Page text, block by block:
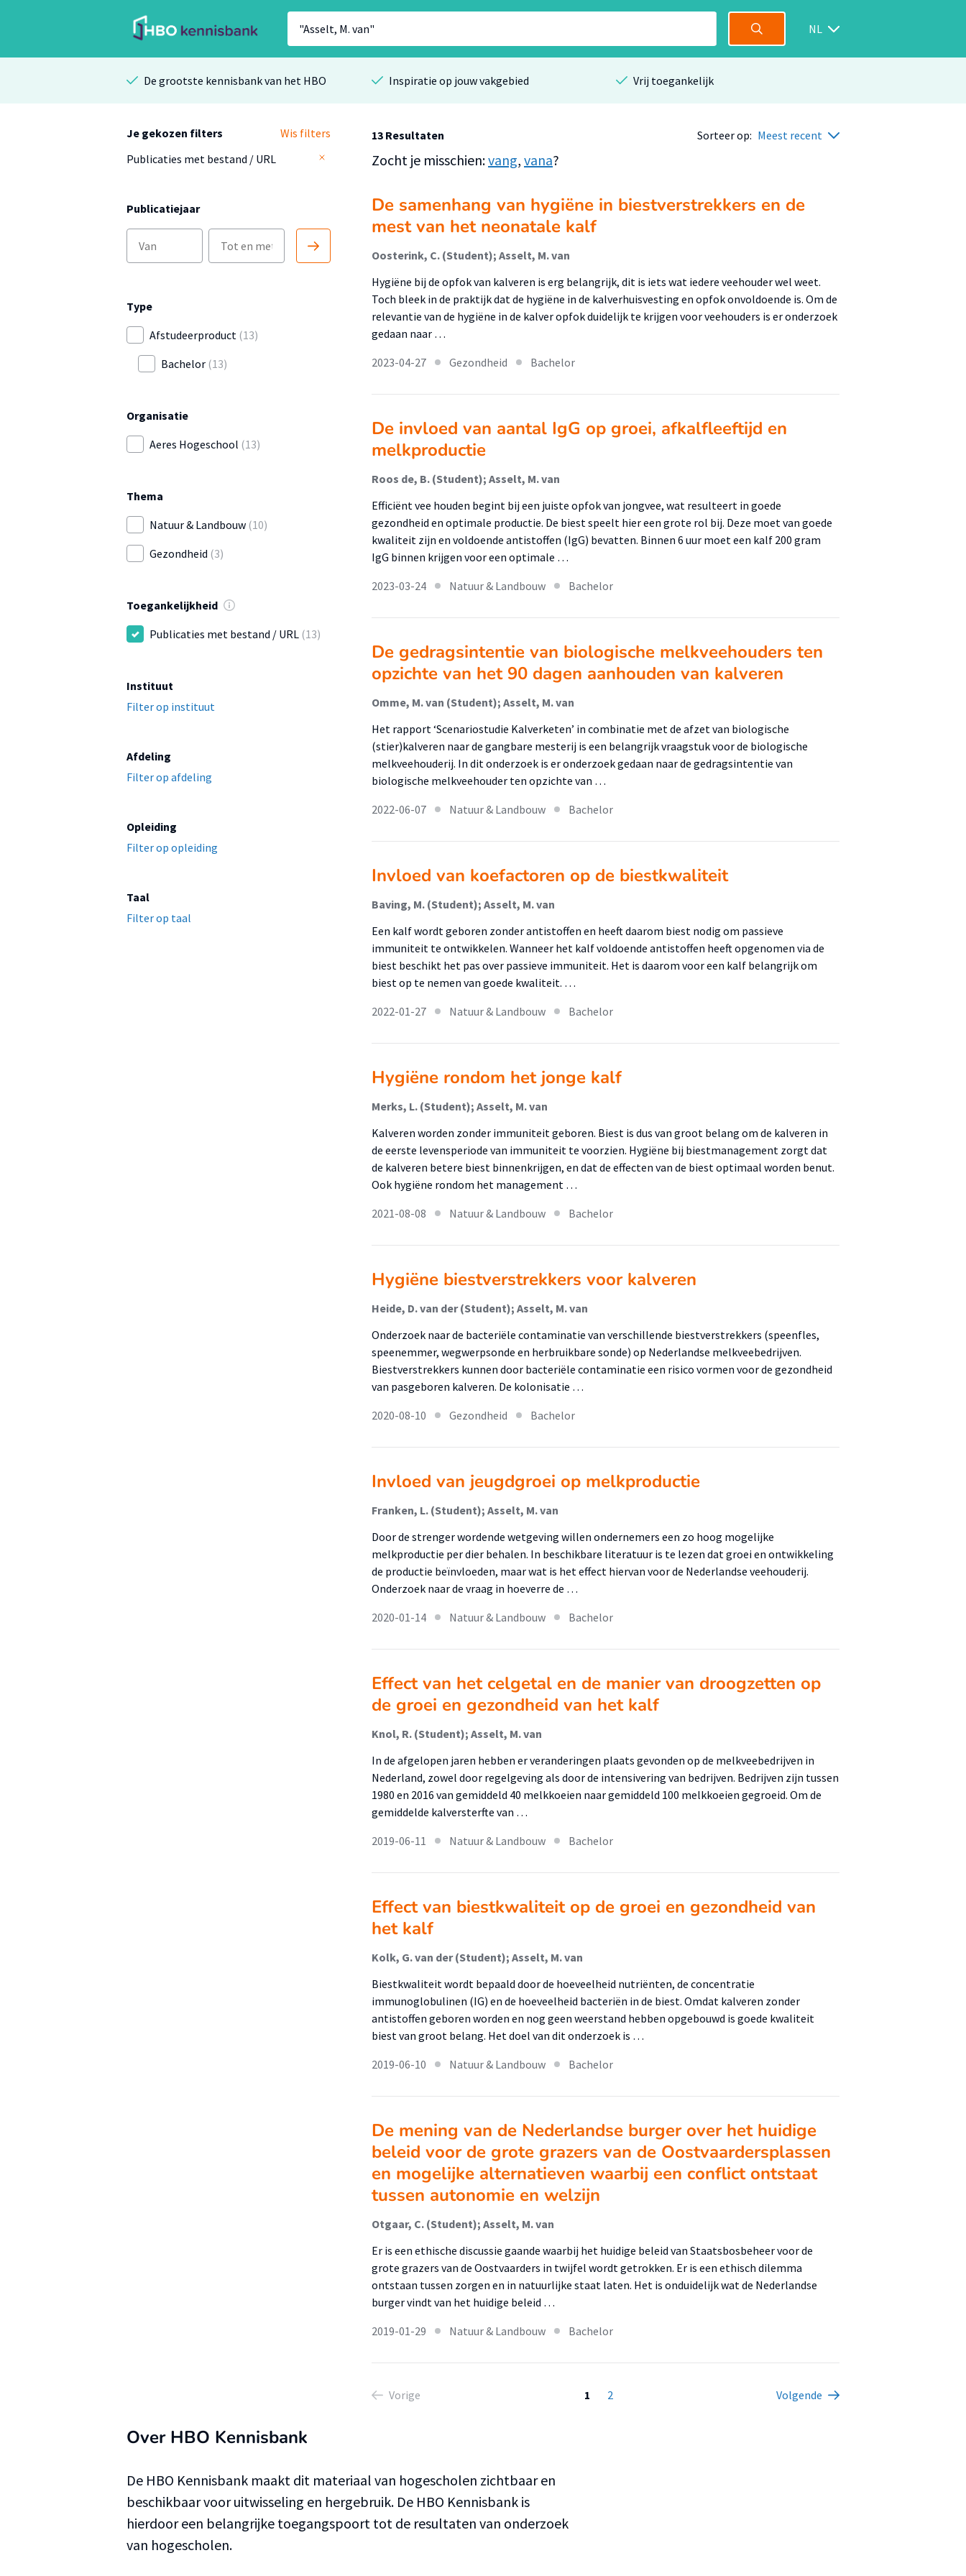
NL
De grootste kennisbank van het HBO Inspiratie op jouw vakgebied Vrij toegankelijk
Je gekozen filters
Wis filters
Publicaties met bestand / URL
Publicatiejaar
Type
Afstudeerproduct (13)
Bachelor (13)
Organisatie
Aeres Hogeschool (13)
Thema
Natuur & Landbouw (10)
Gezondheid (3)
Toegankelijkheid
Publicaties met bestand / URL (13)
Instituut
Filter op instituut
Afdeling
Filter op afdeling
Opleiding
Filter op opleiding
Taal
Filter op taal
13 Resultaten Sorteer op: Meest recent
Zocht je misschien:vang, vana?
De samenhang van hygiëne in biestverstrekkers en de
mest van het neonatale kalf
Oosterink, C. (Student); Asselt, M. van
Hygiëne bij de opfok van kalveren is erg belangrijk, dit is iets wat iedere veehouder wel weet.
Toch bleek in de praktijk dat de hygiëne in de kalverhuisvesting en opfok onvoldoende is. Om de
relevantie van de hygiëne in de kalver opfok duidelijk te krijgen voor veehouders is er onderzoek
gedaan naar …
2023-04-27
Gezondheid Bachelor
De invloed van aantal IgG op groei, afkalfleeftijd en
melkproductie
Roos de, B. (Student); Asselt, M. van
Efficiënt vee houden begint bij een juiste opfok van jongvee, wat resulteert in goede
gezondheid en optimale productie. De biest speelt hier een grote rol bij. Deze moet van goede
kwaliteit zijn en voldoende antistoffen (IgG) bevatten. Binnen 6 uur moet een kalf 200 gram
IgG binnen krijgen voor een optimale …
2023-03-24
Natuur & Landbouw Bachelor
De gedragsintentie van biologische melkveehouders ten
opzichte van het 90 dagen aanhouden van kalveren
Omme, M. van (Student); Asselt, M. van
Het rapport ‘Scenariostudie Kalverketen’ in combinatie met de afzet van biologische
(stier)kalveren naar de gangbare mesterij is een belangrijk vraagstuk voor de biologische
melkveehouderij. In dit onderzoek is er onderzoek gedaan naar de gedragsintentie van
biologische melkveehouder ten opzichte van …
2022-06-07
Natuur & Landbouw Bachelor
Invloed van koefactoren op de biestkwaliteit
Baving, M. (Student); Asselt, M. van
Een kalf wordt geboren zonder antistoffen en heeft daarom biest nodig om passieve
immuniteit te ontwikkelen. Wanneer het kalf voldoende antistoffen heeft opgenomen via de
biest beschikt het pas over passieve immuniteit. Het is daarom voor een kalf belangrijk om
biest op te nemen van goede kwaliteit. …
2022-01-27
Natuur & Landbouw Bachelor
Hygiëne rondom het jonge kalf
Merks, L. (Student); Asselt, M. van
Kalveren worden zonder immuniteit geboren. Biest is dus van groot belang om de kalveren in
de eerste levensperiode van immuniteit te voorzien. Hygiëne bij biestmanagement zorgt dat
de kalveren betere biest binnenkrijgen, en dat de effecten van de biest optimaal worden benut.
Ook hygiëne rondom het management …
2021-08-08
Natuur & Landbouw Bachelor
Hygiëne biestverstrekkers voor kalveren
Heide, D. van der (Student); Asselt, M. van
Onderzoek naar de bacteriële contaminatie van verschillende biestverstrekkers (speenfles,
speenemmer, wegwerpsonde en herbruikbare sonde) op Nederlandse melkveebedrijven.
Biestverstrekkers kunnen door bacteriële contaminatie een risico vormen voor de gezondheid
van pasgeboren kalveren. De kolonisatie …
2020-08-10
Gezondheid Bachelor
Invloed van jeugdgroei op melkproductie
Franken, L. (Student); Asselt, M. van
Door de strenger wordende wetgeving willen ondernemers een zo hoog mogelijke
melkproductie per dier behalen. In beschikbare literatuur is te lezen dat groei en ontwikkeling
de productie beïnvloeden, maar wat is het effect hiervan voor de Nederlandse veehouderij.
Onderzoek naar de vraag in hoeverre de …
2020-01-14
Natuur & Landbouw Bachelor
Effect van het celgetal en de manier van droogzetten op
de groei en gezondheid van het kalf
Knol, R. (Student); Asselt, M. van
In de afgelopen jaren hebben er veranderingen plaats gevonden op de melkveebedrijven in
Nederland, zowel door regelgeving als door de intensivering van bedrijven. Bedrijven zijn tussen
1980 en 2016 van gemiddeld 40 melkkoeien naar gemiddeld 100 melkkoeien gegroeid. Om de
gemiddelde kalversterfte van …
2019-06-11
Natuur & Landbouw Bachelor
Effect van biestkwaliteit op de groei en gezondheid van
het kalf
Kolk, G. van der (Student); Asselt, M. van
Biestkwaliteit wordt bepaald door de hoeveelheid nutriënten, de concentratie
immunoglobulinen (IG) en de hoeveelheid bacteriën in de biest. Omdat kalveren zonder
antistoffen geboren worden en nog geen weerstand hebben opgebouwd is goede kwaliteit
biest van groot belang. Het doel van dit onderzoek is …
2019-06-10
Natuur & Landbouw Bachelor
De mening van de Nederlandse burger over het huidige
beleid voor de grote grazers van de Oostvaardersplassen
en mogelijke alternatieven waarbij een conflict ontstaat
tussen autonomie en welzijn
Otgaar, C. (Student); Asselt, M. van
Er is een ethische discussie gaande waarbij het huidige beleid van Staatsbosbeheer voor de
grote grazers van de Oostvaarders in twijfel wordt getrokken. Er is een ethisch dilemma
ontstaan tussen zorgen en in natuurlijke staat laten. Het is onduidelijk wat de Nederlandse
burger vindt van het huidige beleid …
2019-01-29
Natuur & Landbouw Bachelor
Vorige 1 2 Volgende
Over HBO Kennisbank
De HBO Kennisbank maakt dit materiaal van hogescholen zichtbaar en
beschikbaar voor uitwisseling en hergebruik. De HBO Kennisbank is
hierdoor een belangrijke toegangspoort tot de resultaten van onderzoek
van hogescholen.